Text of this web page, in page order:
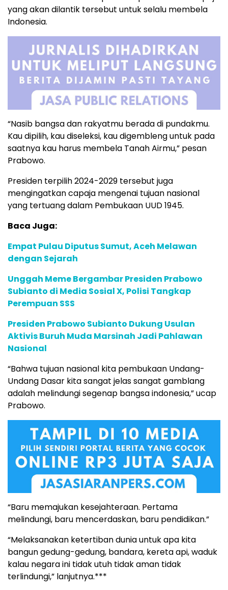
yang akan dilantik tersebut untuk selalu membela
Indonesia.
“Nasib bangsa dan rakyatmu berada di pundakmu.
Kau dipilih, kau diseleksi, kau digembleng untuk pada
saatnya kau harus membela Tanah Airmu,” pesan
Prabowo.
Presiden terpilih 2024-2029 tersebut juga
mengingatkan capaja mengenai tujuan nasional
yang tertuang dalam Pembukaan UUD 1945.
Baca Juga:
Empat Pulau Diputus Sumut, Aceh Melawan
dengan Sejarah
Unggah Meme Bergambar Presiden Prabowo
Subianto di Media Sosial X, Polisi Tangkap
Perempuan SSS
Presiden Prabowo Subianto Dukung Usulan
Aktivis Buruh Muda Marsinah Jadi Pahlawan
Nasional
“Bahwa tujuan nasional kita pembukaan Undang-
Undang Dasar kita sangat jelas sangat gamblang
adalah melindungi segenap bangsa indonesia,” ucap
Prabowo.
“Baru memajukan kesejahteraan. Pertama
melindungi, baru mencerdaskan, baru pendidikan.”
“Melaksanakan ketertiban dunia untuk apa kita
bangun gedung-gedung, bandara, kereta api, waduk
kalau negara ini tidak utuh tidak aman tidak
terlindungi,” lanjutnya.***